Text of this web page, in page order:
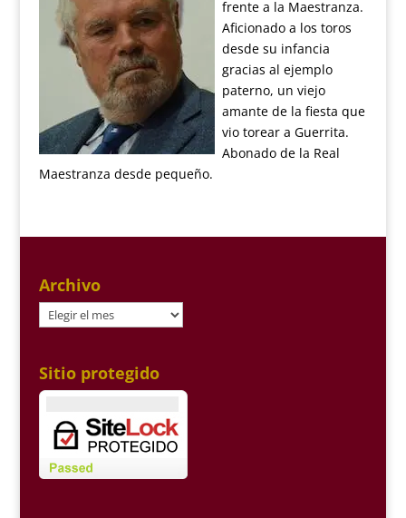
frente a la Maestranza.
Aficionado a los toros
desde su infancia
gracias al ejemplo
paterno, un viejo
amante de la fiesta que
vio torear a Guerrita.
Abonado de la Real
Maestranza desde pequeño.
Archivo
Archivo
Sitio protegido